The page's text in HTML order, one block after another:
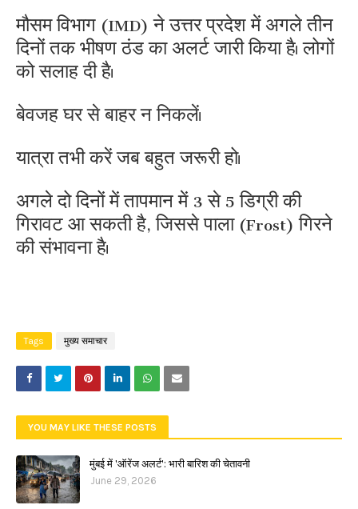
मौसम विभाग (IMD) ने उत्तर प्रदेश में अगले तीन
दिनों तक भीषण ठंड का अलर्ट जारी किया है। लोगों
को सलाह दी है।
बेवजह घर से बाहर न निकलें।
यात्रा तभी करें जब बहुत जरूरी हो।
अगले दो दिनों में तापमान में 3 से 5 डिग्री की
गिरावट आ सकती है, जिससे पाला (Frost) गिरने
की संभावना है।
Tags मुख्य समाचार
YOU MAY LIKE THESE POSTS
मुंबई में 'ऑरेंज अलर्ट': भारी बारिश की चेतावनी
June 29, 2026